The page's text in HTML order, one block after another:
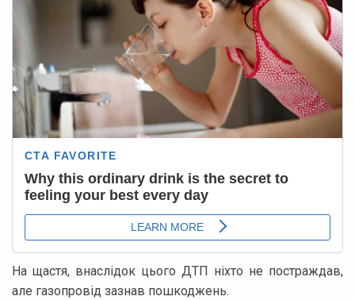
На щастя, внаслідок цього ДТП ніхто не постраждав,
але газопровід зазнав пошкоджень.